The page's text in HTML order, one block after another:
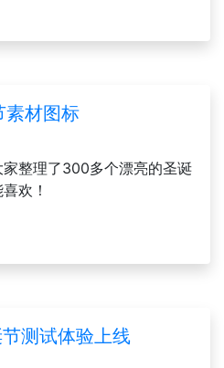
材图标
整理了300多个漂亮的圣诞
欢！
测试体验上线